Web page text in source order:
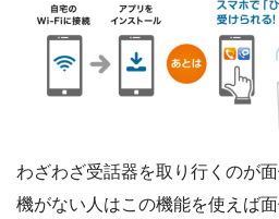
わざわざ受話器を取り行くのが
機がない人はこの機能を使えば